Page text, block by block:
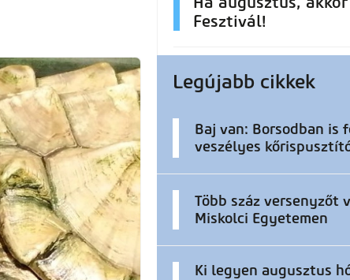
Fesztivál!
Legújabb cikkek
Baj van: Borsodban is
veszélyes
Több száz versenyzőt
Miskolci Egyetemen
Ki legyen augusztus